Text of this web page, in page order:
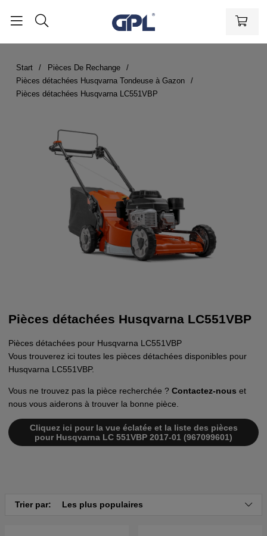
Start
Pièces De Rechange
Pièces détachées Husqvarna Tondeuse à Gazon
Pièces détachées Husqvarna LC551VBP
Pièces détachées Husqvarna LC551VBP
Pièces détachées pour Husqvarna LC551VBP
Vous trouverez ici toutes les pièces détachées disponibles pour
Husqvarna LC551VBP.
Vous ne trouvez pas la pièce recherchée ? Contactez-nous et
nous vous aiderons à trouver la bonne pièce.
Cliquez ici pour la vue éclatée et la liste des pièces
pour Husqvarna LC 551VBP 2017-01 (967099601)
Trier par: Les plus populaires